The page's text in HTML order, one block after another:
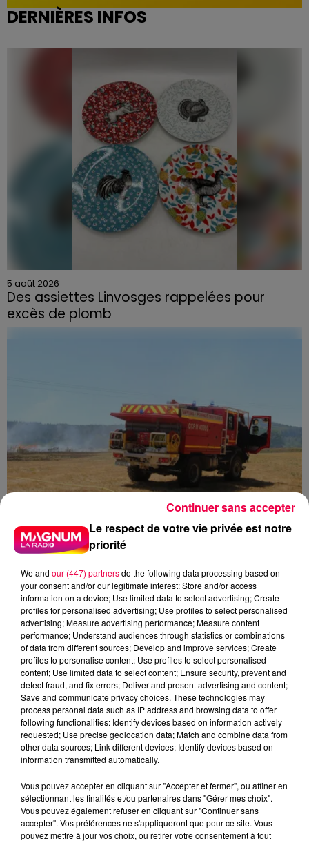
DERNIÈRES INFOS
5 août 2026
Des assiettes Linvosges rappelées pour
excès de plomb
Du plomb a été détecté dans deux assiettes en
PRÉVIFEUX : "il faut avoir une culture du risque"
dans les Vosges
Le respect de votre vie privée est notre
priorité
We and our (447) partnersdo the following data processing based on
your consent and/or our legitimate interest: Store and/or access
information on a device; Use limited data to select advertising; Create
profiles for personalised advertising; Use profiles to select personalised
advertising; Measure advertising performance; Measure content
performance; Understand audiences through statistics or combinations
of data from different sources; Develop and improve services; Create
profiles to personalise content; Use profiles to select personalised
content; Use limited data to select content; Ensure security, prevent and
detect fraud, and fix errors; Deliver and present advertising and content;
Save and communicate privacy choices. These technologies may
process personal data such as IP address and browsing data to offer
following functionalities: Identify devices based on information actively
requested; Use precise geolocation data; Match and combine data from
other data sources; Link different devices; Identify devices based on
information transmitted automatically.
Vous pouvez accepter en cliquant sur "Accepter et fermer", ou affiner en
sélectionnant les finalités et/ou partenaires dans "Gérer mes choix".
Vous pouvez également refuser en cliquant sur "Continuer sans
accepter". Vos préférences ne s'appliqueront que pour ce site. Vous
pouvez mettre à jour vos choix, ou retirer votre consentement à tout
Continuer sans accepter